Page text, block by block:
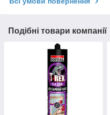
Подібні товари компанії